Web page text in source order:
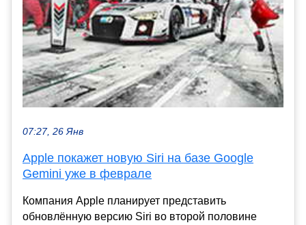
07:27, 26 Янв
Apple покажет новую Siri на базе Google
Gemini уже в феврале
Компания Apple планирует представить
обновлённую версию Siri во второй половине